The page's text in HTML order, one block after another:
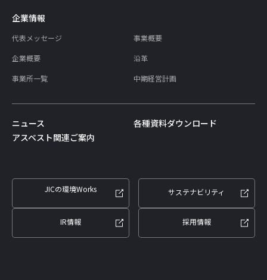
企業情報
代表メッセージ
事業概要
企業概要
沿革
事業所一覧
中期経営計画
ニュース
各種資料ダウンロード
アスベスト関連ご案内
JICの環境Works サステナビリティ
IR情報 採用情報